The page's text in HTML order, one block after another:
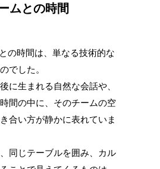
ムとの時間
の時間は、単なる技術的な
でした。
に生まれる自然な会話や、
間の中に、そのチームの空
合い方が静かに表れていま
同じテーブルを囲み、カル